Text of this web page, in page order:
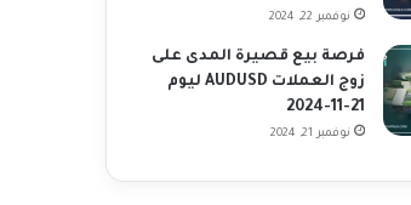
نوفمبر 22, 2024
فرصة بيع قصيرة المدى على
زوج العملات AUDUSD ليوم
21-11-2024
نوفمبر 21, 2024